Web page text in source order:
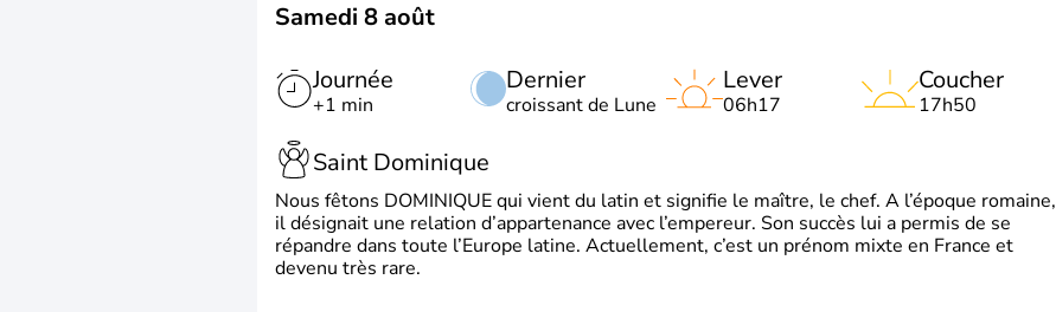
Samedi 8 août
Journée
+1 min
Dernier
croissant de Lune
Lever
06h17
Coucher
17h50
Saint Dominique
Nous fêtons DOMINIQUE qui vient du latin et signifie le maître, le chef. A l’époque romaine,
il désignait une relation d’appartenance avec l’empereur. Son succès lui a permis de se
répandre dans toute l’Europe latine. Actuellement, c’est un prénom mixte en France et
devenu très rare.